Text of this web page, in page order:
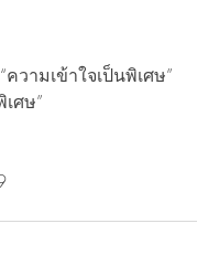
วามเข้าใจเป็นพิเศษ”
ศษ”